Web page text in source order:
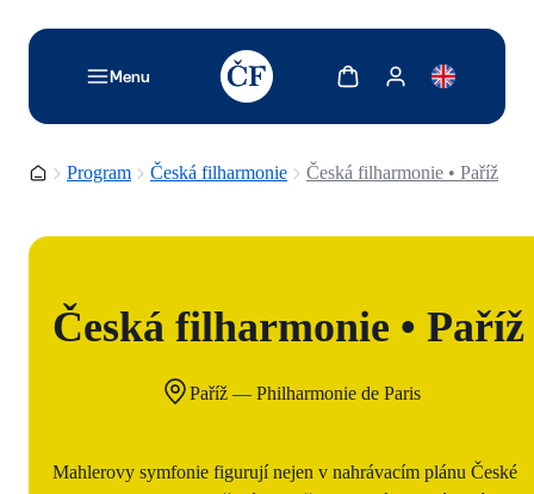
Menu
TODO: Add description for reader
Zobrazit košíkZobrazit můj účet
Domovská stránka
Program Česká filharmonie Česká filharmonie • Paříž
Česká filharmonie • Paříž
Paříž — Philharmonie de Paris
Mahlerovy symfonie figurují nejen v nahrávacím plánu České